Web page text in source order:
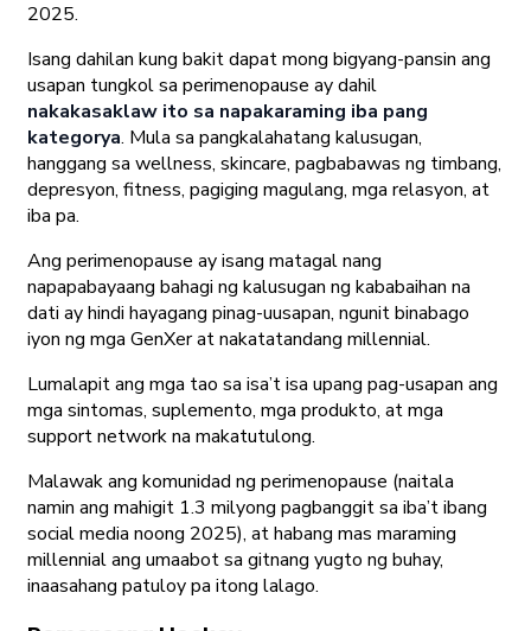
2025.
Isang dahilan kung bakit dapat mong bigyang-pansin ang
usapan tungkol sa perimenopause ay dahil
nakakasaklaw ito sa napakaraming iba pang
kategorya. Mula sa pangkalahatang kalusugan,
hanggang sa wellness, skincare, pagbabawas ng timbang,
depresyon, fitness, pagiging magulang, mga relasyon, at
iba pa.
Ang perimenopause ay isang matagal nang
napapabayaang bahagi ng kalusugan ng kababaihan na
dati ay hindi hayagang pinag-uusapan, ngunit binabago
iyon ng mga GenXer at nakatatandang millennial.
Lumalapit ang mga tao sa isa’t isa upang pag-usapan ang
mga sintomas, suplemento, mga produkto, at mga
support network na makatutulong.
Malawak ang komunidad ng perimenopause (naitala
namin ang mahigit 1.3 milyong pagbanggit sa iba’t ibang
social media noong 2025), at habang mas maraming
millennial ang umaabot sa gitnang yugto ng buhay,
inaasahang patuloy pa itong lalago.